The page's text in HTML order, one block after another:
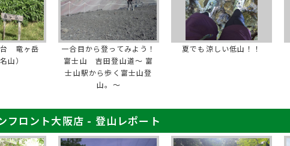
台 竜ヶ岳
山）
一合目から登ってみよう！
富士山 吉田登山道～ 富
士山駅から歩く富士山登
山。～
夏でも涼しい低山！！
フロント大阪店 - 登山レポート